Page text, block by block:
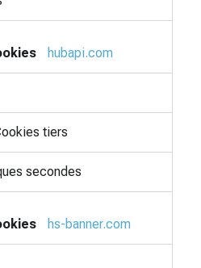
hubapi.com
tiers
secondes
hs-banner.com